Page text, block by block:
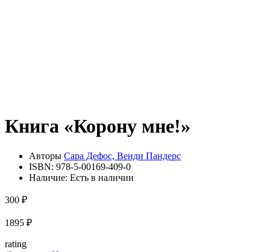
Книга «Корону мне!»
Авторы Сара Дефос, Венди Пандерс
ISBN: 978-5-00169-409-0
Наличие: Есть в наличии
300 ₽
1895 ₽
rating